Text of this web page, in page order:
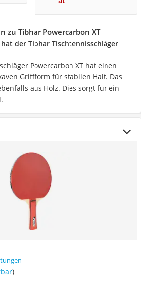
zu Tibhar Powercarbon XT
der Tibhar Tischtennisschläger
Powercarbon XT hat einen
Griffform für stabilen Halt. Das
aus Holz. Dies sorgt für ein
)